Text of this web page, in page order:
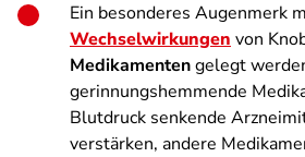
Ein besonderes Augenmerk
Wechselwirkungen von
Medikamentengelegt
gerinnungshemmende
Blutdruck senkende
verstärken, andere